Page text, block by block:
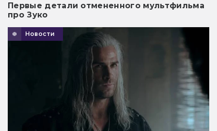
Первые детали отмененного мультфильма
про Зуко
Новости